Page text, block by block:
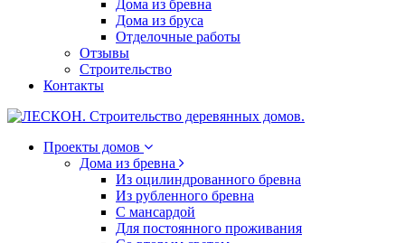
Дома из бревна
Дома из бруса
Отделочные работы
Отзывы
Строительство
Контакты
Проекты домов
Дома из бревна
Из оцилиндрованного бревна
Из рубленного бревна
С мансардой
Для постоянного проживания